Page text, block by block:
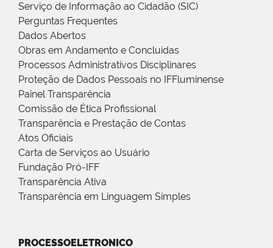
Serviço de Informação ao Cidadão (SIC)
Perguntas Frequentes
Dados Abertos
Obras em Andamento e Concluídas
Processos Administrativos Disciplinares
Proteção de Dados Pessoais no IFFluminense
Painel Transparência
Comissão de Ética Profissional
Transparência e Prestação de Contas
Atos Oficiais
Carta de Serviços ao Usuário
Fundação Pró-IFF
Transparência Ativa
Transparência em Linguagem Simples
PROCESSOELETRONICO